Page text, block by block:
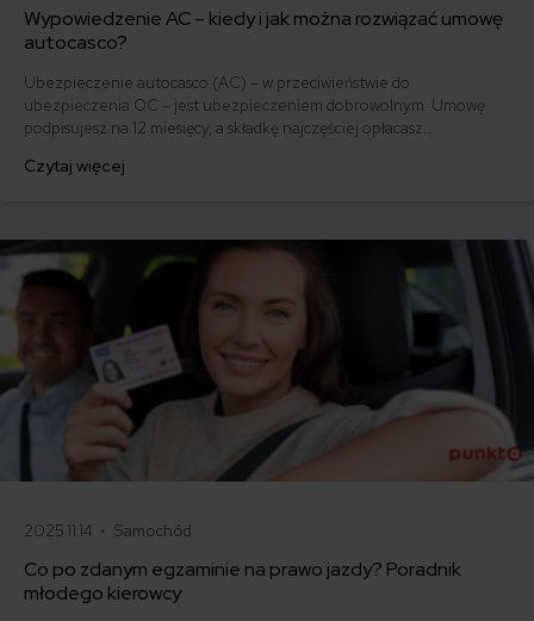
Wypowiedzenie AC – kiedy i jak można rozwiązać umowę
autocasco?
Ubezpieczenie autocasco (AC) – w przeciwieństwie do
ubezpieczenia OC – jest ubezpieczeniem dobrowolnym. Umowę
podpisujesz na 12 miesięcy, a składkę najczęściej opłacasz
ofertę lub zdecydowałeś się sprzedać samochód w trakcie trwania
Czytaj więcej
2025.11.14 • Samochód
Co po zdanym egzaminie na prawo jazdy? Poradnik
młodego kierowcy